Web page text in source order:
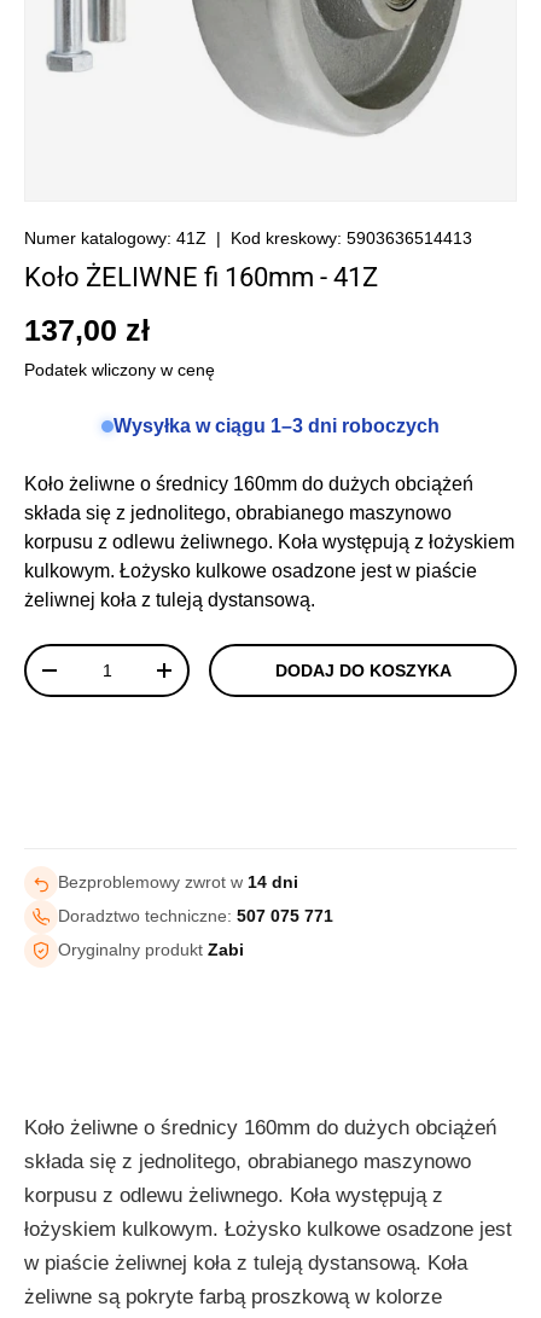
Numer katalogowy: 41Z | Kod kreskowy: 5903636514413
Koło ŻELIWNE fi 160mm - 41Z
137,00 zł
Podatek wliczony w cenę
Wysyłka w ciągu 1–3 dni roboczych
Koło żeliwne o średnicy 160mm do dużych obciążeń
składa się z jednolitego, obrabianego maszynowo
korpusu z odlewu żeliwnego. Koła występują z łożyskiem
kulkowym. Łożysko kulkowe osadzone jest w piaście
żeliwnej koła z tuleją dystansową.
Ilość
+ DODAJ DO KOSZYKA
Bezproblemowy zwrot w 14 dni
Doradztwo techniczne: 507 075 771
Oryginalny produkt Zabi
Koło żeliwne o średnicy 160mm do dużych obciążeń
składa się z jednolitego, obrabianego maszynowo
korpusu z odlewu żeliwnego. Koła występują z
łożyskiem kulkowym. Łożysko kulkowe osadzone jest
w piaście żeliwnej koła z tuleją dystansową. Koła
żeliwne są pokryte farbą proszkową w kolorze